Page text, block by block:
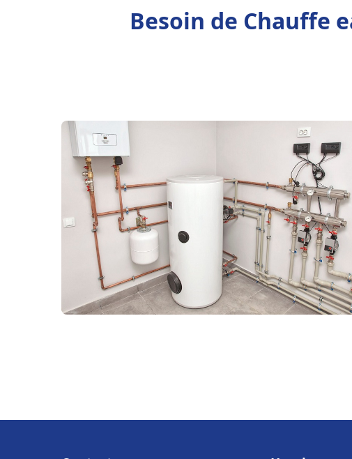
Besoin de Chauffe